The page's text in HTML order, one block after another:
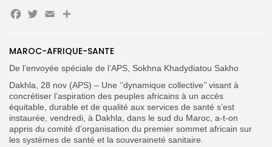
Search
Button
FR
MAROC-AFRIQUE-SANTE
De l’envoyée spéciale de l’APS, Sokhna Khadydiatou Sakho
Dakhla, 28 nov (APS) – Une ‘’dynamique collective’’ visant à
concrétiser l’aspiration des peuples africains à un accès
équitable, durable et de qualité aux services de santé s’est
instaurée, vendredi, à Dakhla, dans le sud du Maroc, a-t-on
appris du comité d’organisation du premier sommet africain sur
les systèmes de santé et la souveraineté sanitaire.
Facebook
Twitter
EmailPartager